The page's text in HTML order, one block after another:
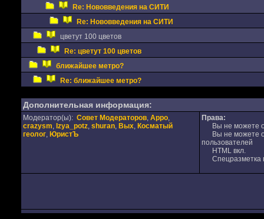
Re: Нововведения на СИТИ
Re: Нововведения на СИТИ
цветут 100 цветов
Re: цветут 100 цветов
ближайшее метро?
Re: ближайшее метро?
Дополнительная информация:
Модератор(ы): Совет Модераторов, Appo,
crazysm, Izya_potz, shuran, Вых, Косматый
геолог, ЮристЪ
Права:
Вы не можете
Вы не можете
пользователей
HTML вкл.
Спецразметка